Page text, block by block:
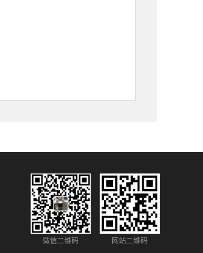
微信二维码 网站二维码